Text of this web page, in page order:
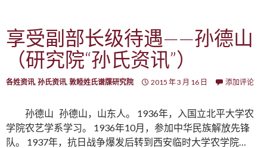
享受副部长级待遇——孙德山
（研究院“孙氏资讯”）
各姓资讯, 孙氏资讯, 敦睦姓氏谱牒研究院 2015 年 3 月 16 日 添加评论
孙德山 孙德山，山东人。 1936年，入国立北平大学农
学院农艺学系学习。 1936年10月，参加中华民族解放先锋
队。 1937年，抗日战争爆发后转到西安临时大学农学院…